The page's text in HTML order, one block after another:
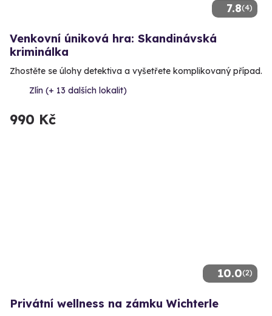
7.8(4)
Venkovní úniková hra: Skandinávská
kriminálka
Zhostěte se úlohy detektiva a vyšetřete komplikovaný případ.
Zlín (+ 13 dalších lokalit)
990 Kč
10.0(2)
Privátní wellness na zámku Wichterle